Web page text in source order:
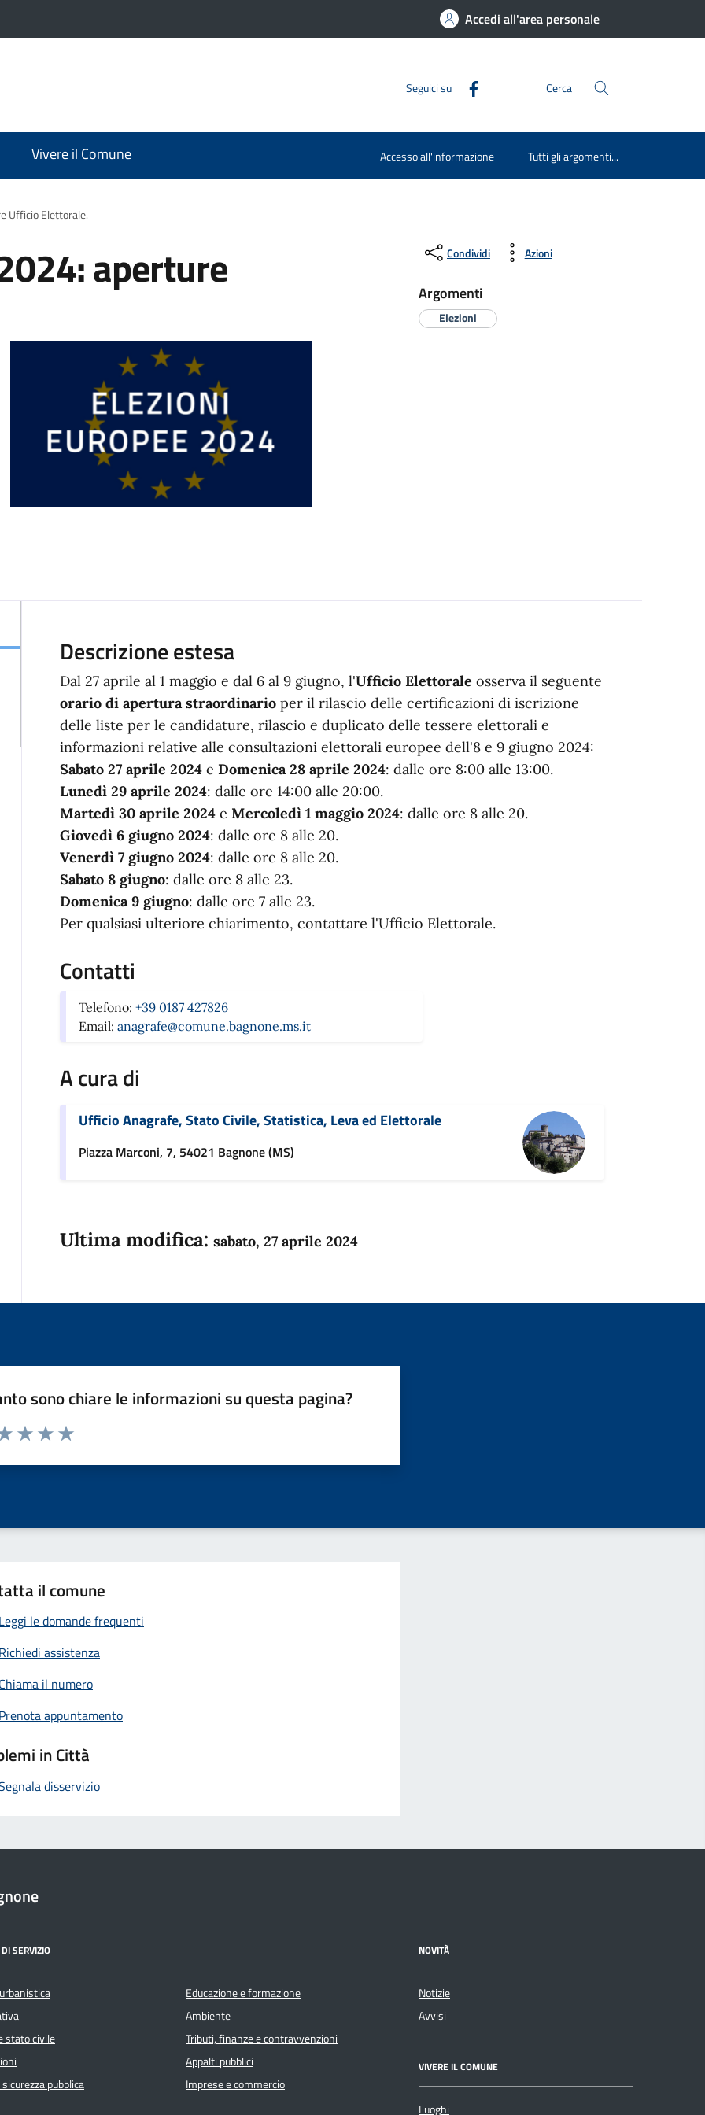
Accedi all'area personale
Seguici su Cerca
Vivere il Comune Accesso all'informazione Tutti gli argomenti...
Ufficio Elettorale.
aperture Condividi Azioni
Argomenti
Elezioni
Descrizione estesa
Dal 27 aprile al 1 maggio e dal 6 al 9 giugno, l'Ufficio Elettorale osserva il seguente
orario di apertura straordinarioper il rilascio delle certificazioni di iscrizione
delle liste per le candidature, rilascio e duplicato delle tessere elettorali e
informazioni relative alle consultazioni elettorali europee dell'8 e 9 giugno 2024:
Sabato 27 aprile 2024 e Domenica 28 aprile 2024: dalle ore 8:00 alle 13:00.
Lunedì 29 aprile 2024: dalle ore 14:00 alle 20:00.
Martedì 30 aprile 2024 e Mercoledì 1 maggio 2024: dalle ore 8 alle 20.
Giovedì 6 giugno 2024: dalle ore 8 alle 20.
Venerdì 7 giugno 2024: dalle ore 8 alle 20.
Sabato 8 giugno: dalle ore 8 alle 23.
Domenica 9 giugno: dalle ore 7 alle 23.
Per qualsiasi ulteriore chiarimento, contattare l'Ufficio Elettorale.
Contatti
Telefono: +39 0187 427826
Email: anagrafe@comune.bagnone.ms.it
A cura di
Ufficio Anagrafe, Stato Civile, Statistica, Leva ed Elettorale
Piazza Marconi, 7, 54021 Bagnone (MS)
Ultima modifica: sabato, 27 aprile 2024
sono chiare le informazioni su questa pagina?
1 a 5 stelle la pagina
il comune
le domande frequenti
assistenza
il numero
appuntamento
in Città
disservizio
SERVIZIO
stato civile
pubblica
Educazione e formazione
Ambiente
Tributi, finanze e contravvenzioni
Appalti pubblici
Imprese e commercio
NOVITÀ
Notizie
Avvisi
VIVERE IL COMUNE
Luoghi